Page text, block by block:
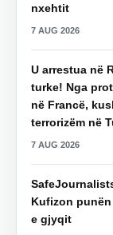
nxehtit
7 AUG 2026
U arrestua në
turke! Nga
në Francë,
terrorizëm në
7 AUG 2026
Kufizon
e gjyqit